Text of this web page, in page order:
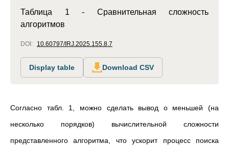
Таблица 1 - Сравнительная сложность
алгоритмов
DOI: 10.60797/IRJ.2025.155.8.7
Display table Download CSV
Согласно табл. 1, можно сделать вывод о меньшей (на
несколько порядков) вычислительной сложности
представленного алгоритма, что ускорит процесс поиска